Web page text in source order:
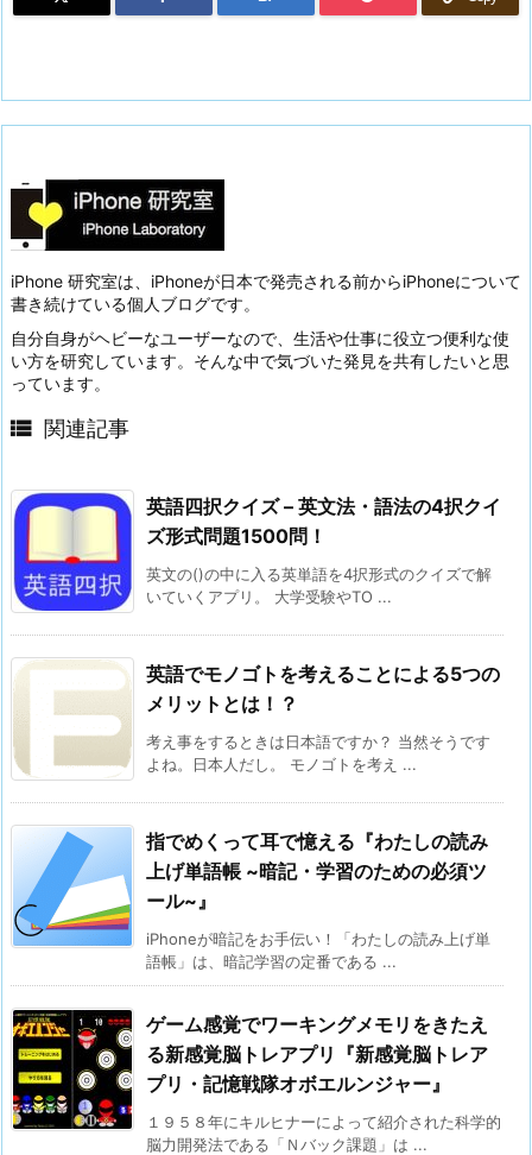
iPhone 研究室は、iPhoneが日本で発売される前からiPhoneについて
書き続けている個人ブログです。
自分自身がヘビーなユーザーなので、生活や仕事に役立つ便利な使
い方を研究しています。そんな中で気づいた発見を共有したいと思
っています。
 関連記事
英語四択クイズ – 英文法・語法の4択クイ
ズ形式問題1500問！
英文の()の中に入る英単語を4択形式のクイズで解
いていくアプリ。 大学受験やTO ...
英語でモノゴトを考えることによる5つの
メリットとは！？
考え事をするときは日本語ですか？ 当然そうです
よね。日本人だし。 モノゴトを考え ...
指でめくって耳で憶える『わたしの読み
上げ単語帳 ~暗記・学習のための必須ツ
ール~』
iPhoneが暗記をお手伝い！「わたしの読み上げ単
語帳」は、暗記学習の定番である ...
ゲーム感覚でワーキングメモリをきたえ
る新感覚脳トレアプリ『新感覚脳トレア
プリ・記憶戦隊オボエルンジャー』
１９５８年にキルヒナーによって紹介された科学的
脳力開発法である「Ｎバック課題」は ...